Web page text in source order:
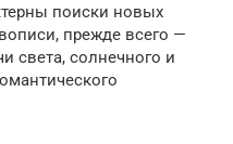
поиски новых
прежде всего —
света, солнечного и